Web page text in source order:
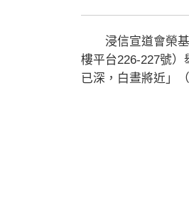
浸信宣道會榮基
樓平台226-227號
已深，白晝將近」